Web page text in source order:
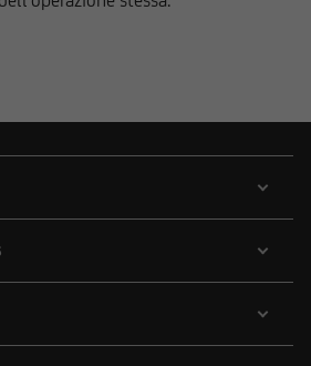
da UniCredit Bank GmbH -
o da altre Società del
UniCredit l'utente dovrà fare
e ai documenti
potrebbe essere precluso ai